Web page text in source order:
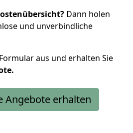
Dann holen
und unverbindliche
aus und erhalten Sie
Angebote erhalten